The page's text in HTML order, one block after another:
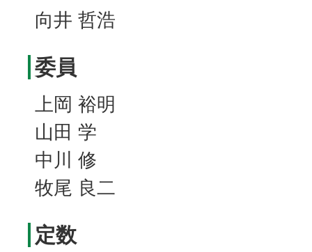
向井 哲浩
委員
上岡 裕明
山田 学
中川 修
牧尾 良二
定数